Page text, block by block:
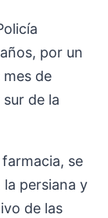
por un
de
de la
se
persiana y
de las